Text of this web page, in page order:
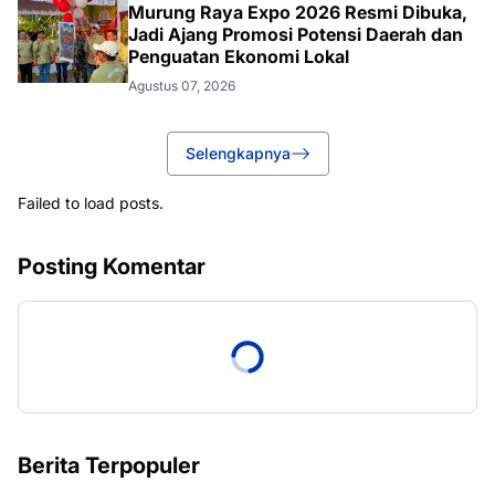
Murung Raya Expo 2026 Resmi Dibuka,
Jadi Ajang Promosi Potensi Daerah dan
Penguatan Ekonomi Lokal
Agustus 07, 2026
Selengkapnya
Failed to load posts.
Posting Komentar
Berita Terpopuler